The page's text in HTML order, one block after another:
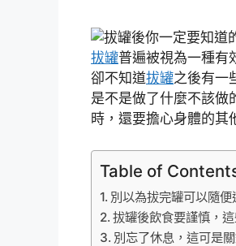
拔罐普遍被視為一種有
卻不知道拔罐之後有一
是不是做了什麼不該做
時，還要擔心身體的其
Table of
別以為拔完罐可以隨便
拔罐後飲食要謹慎，
別忘了休息，這可是